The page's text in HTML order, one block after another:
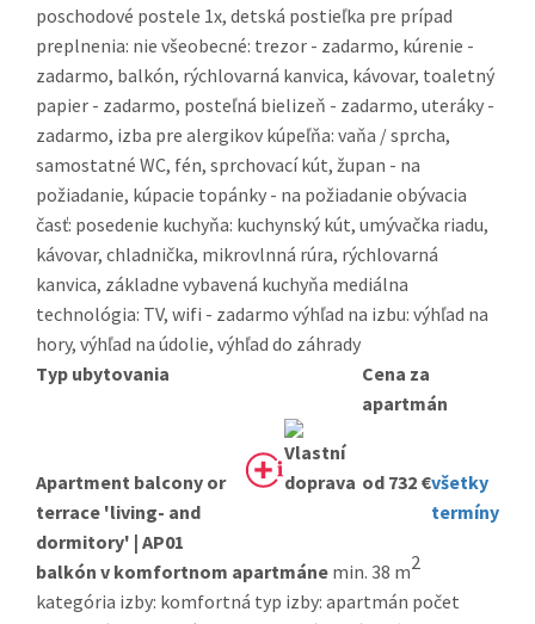
poschodové postele 1x, detská postieľka pre prípad
preplnenia: nie všeobecné: trezor - zadarmo, kúrenie -
zadarmo, balkón, rýchlovarná kanvica, kávovar, toaletný
papier - zadarmo, posteľná bielizeň - zadarmo, uteráky -
zadarmo, izba pre alergikov kúpeľňa: vaňa / sprcha,
samostatné WC, fén, sprchovací kút, župan - na
požiadanie, kúpacie topánky - na požiadanie obývacia
časť: posedenie kuchyňa: kuchynský kút, umývačka riadu,
kávovar, chladnička, mikrovlnná rúra, rýchlovarná
kanvica, základne vybavená kuchyňa mediálna
technológia: TV, wifi - zadarmo výhľad na izbu: výhľad na
hory, výhľad na údolie, výhľad do záhrady
Typ ubytovania
Cena za
apartmán
Apartment balcony or
terrace 'living- and
dormitory' | AP01
od 732 €všetky
termíny
balkón v komfortnom apartmáne min. 38 m2
kategória izby: komfortná typ izby: apartmán počet